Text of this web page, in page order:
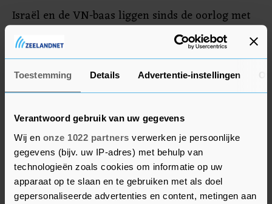
Toestemming Details Advertentie-instellingen
Verantwoord gebruik van uw gegevens
Wij en onze 1022 partners verwerken je persoonlijke
gegevens (bijv. uw IP-adres) met behulp van
technologieën zoals cookies om informatie op uw
apparaat op te slaan en te gebruiken met als doel
gepersonaliseerde advertenties en content, metingen aan
Israël en de VN-baas liggen sinds de oorlog met
Hamas uitbrak al langer met elkaar in de clinch.
In oktober heeft Guterres gezegd dat de oorlog
tussen Israël en Hamas "niet in een vacuüm"
heeft plaatsgevonden. Hij had het ook over "56
Palestijnen. Volgens Israël praatte hij op die
manier de terreuraanval van Hamas op 7 oktober
goed.